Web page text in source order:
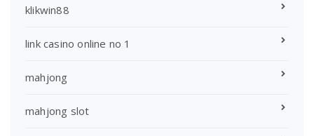
klikwin88
link casino online no 1
mahjong
mahjong slot